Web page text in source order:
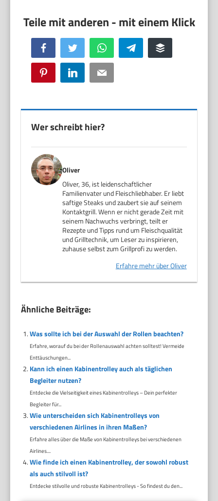
Facebook Twitter WhatsApp Telegram Buffer
Pinterest LinkedIn Email
Wer schreibt hier?
Oliver
Oliver, 36, ist leidenschaftlicher
Familienvater und Fleischliebhaber. Er liebt
saftige Steaks und zaubert sie auf seinem
Kontaktgrill. Wenn er nicht gerade Zeit mit
seinem Nachwuchs verbringt, teilt er
Rezepte und Tipps rund um Fleischqualität
und Grilltechnik, um Leser zu inspirieren,
zuhause selbst zum Grillprofi zu werden.
Erfahre mehr über Oliver
Ähnliche Beiträge:
Was sollte ich bei der Auswahl der Rollen beachten?
Erfahre, worauf du bei der Rollenauswahl achten solltest! Vermeide
Enttäuschungen...
Kann ich einen Kabinentrolley auch als täglichen
Begleiter nutzen?
Entdecke die Vielseitigkeit eines Kabinentrolleys – Dein perfekter
Begleiter für...
Wie unterscheiden sich Kabinentrolleys von
verschiedenen Airlines in ihren Maßen?
Erfahre alles über die Maße von Kabinentrolleys bei verschiedenen
Airlines....
Wie finde ich einen Kabinentrolley, der sowohl robust
als auch stilvoll ist?
Entdecke stilvolle und robuste Kabinentrolleys - So findest du den...